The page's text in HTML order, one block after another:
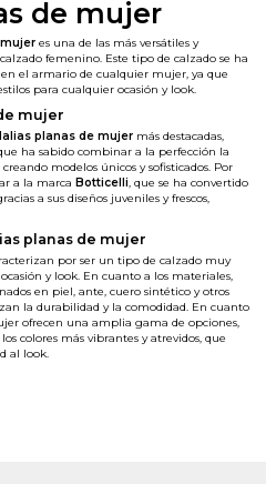
de mujer
es una de las más versátiles y
femenino. Este tipo de calzado se ha
el armario de cualquier mujer, ya que
para cualquier ocasión y look.
mujer
planas de mujer más destacadas,
ha sabido combinar a la perfección la
modelos únicos y sofisticados. Por
a la marca Botticelli, que se ha convertido
a sus diseños juveniles y frescos,
planas de mujer
por ser un tipo de calzado muy
y look. En cuanto a los materiales,
en piel, ante, cuero sintético y otros
la durabilidad y la comodidad. En cuanto
ofrecen una amplia gama de opciones,
colores más vibrantes y atrevidos, que
al look.